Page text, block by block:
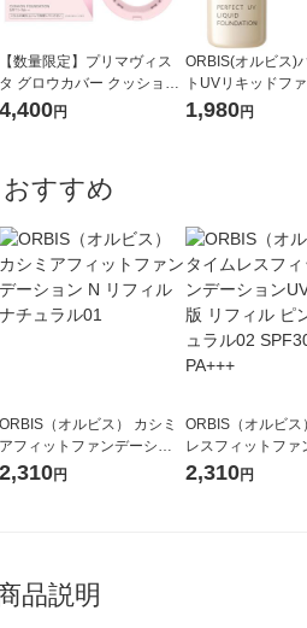
【数量限定】プリマヴィス
タ グロウカバー クッション
オークル０３＆ケース セッ
トおまけつき
4,400円
ORBIS(オルビス)
トUVリキッドファ
ョン(パフ無)ナチ
0mL SPF50PA++++
1,980円
すすめ
ORBIS（オルビス） カシミ
アフィットファンデーショ
ン N リフィル ナチュラル01
2,310円
ORBIS（オルビス
レスフィットファ
ョンUV 2025年版
ピンクナチュラル
2,310円
品説明